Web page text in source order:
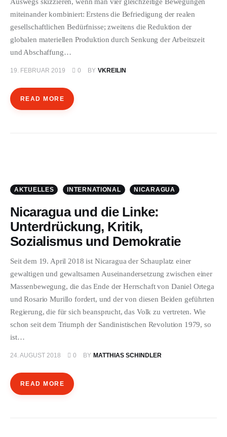
miteinander kombiniert: Erstens die Befriedigung der realen
gesellschaftlichen Bedürfnisse; zweitens die Reduktion der
globalen materiellen Produktion durch Senkung der Arbeitszeit
und Abschaffung…
19. FEBRUAR 2019 0 BY VKREILIN
READ MORE
AKTUELLES INTERNATIONAL NICARAGUA
Nicaragua und die Linke:
Unterdrückung, Kritik,
Sozialismus und Demokratie
Seit dem 19. April 2018 ist Nicaragua der Schauplatz einer
gewaltigen und gewaltsamen Auseinandersetzung zwischen einer
Massenbewegung, die das Ende der Herrschaft von Daniel Ortega
und Rosario Murillo fordert, und der von diesen Beiden geführten
Regierung, die für sich beansprucht, das Volk zu vertreten. Wie
schon seit dem Triumph der Sandinistischen Revolution 1979, so
ist…
24. AUGUST 2018 0 BY MATTHIAS SCHINDLER
READ MORE